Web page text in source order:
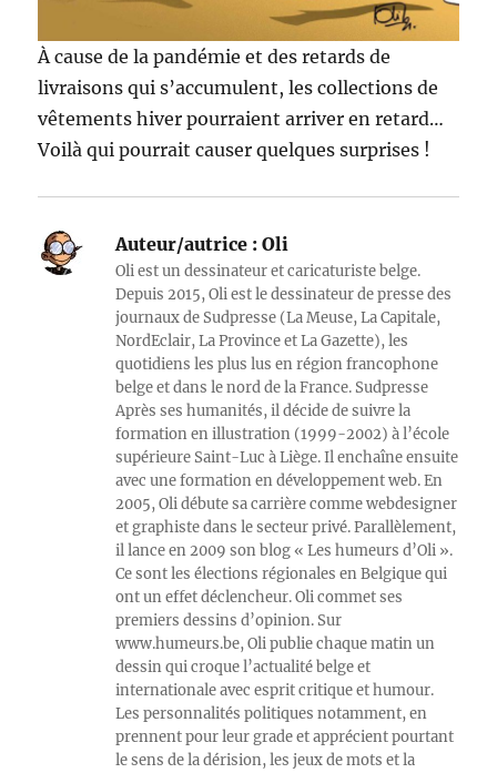
À cause de la pandémie et des retards de
livraisons qui s’accumulent, les collections de
vêtements hiver pourraient arriver en retard…
Voilà qui pourrait causer quelques surprises !
Auteur/autrice : Oli
Oli est un dessinateur et caricaturiste belge.
Depuis 2015, Oli est le dessinateur de presse des
journaux de Sudpresse (La Meuse, La Capitale,
NordEclair, La Province et La Gazette), les
quotidiens les plus lus en région francophone
belge et dans le nord de la France. Sudpresse
Après ses humanités, il décide de suivre la
formation en illustration (1999-2002) à l’école
supérieure Saint-Luc à Liège. Il enchaîne ensuite
avec une formation en développement web. En
2005, Oli débute sa carrière comme webdesigner
et graphiste dans le secteur privé. Parallèlement,
il lance en 2009 son blog « Les humeurs d’Oli ».
Ce sont les élections régionales en Belgique qui
ont un effet déclencheur. Oli commet ses
premiers dessins d’opinion. Sur
www.humeurs.be, Oli publie chaque matin un
dessin qui croque l’actualité belge et
internationale avec esprit critique et humour.
Les personnalités politiques notamment, en
prennent pour leur grade et apprécient pourtant
le sens de la dérision, les jeux de mots et la